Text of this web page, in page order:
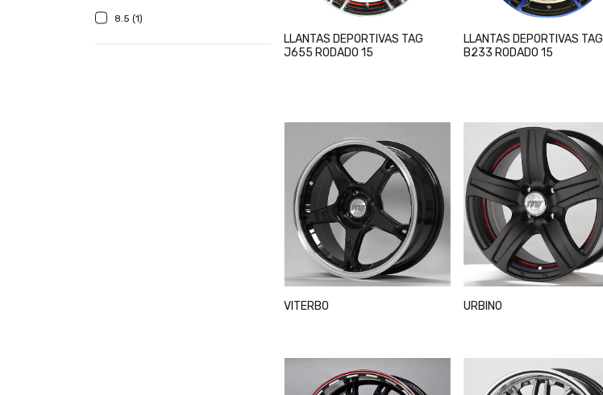
8.5 (1)
LLANTAS DEPORTIVAS TAG
J655 RODADO 15
LLANTAS DEPORTIVAS TAG
B233 RODADO 15
VITERBO URBINO